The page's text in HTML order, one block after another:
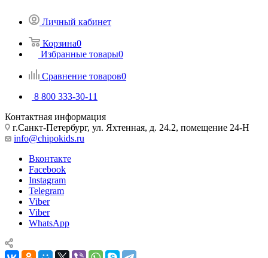
Личный кабинет
Корзина0
Избранные товары0
Сравнение товаров0
8 800 333-30-11
Контактная информация
г.Санкт-Петербург, ул. Яхтенная, д. 24.2, помещение 24-Н
info@chipokids.ru
Вконтакте
Facebook
Instagram
Telegram
Viber
Viber
WhatsApp